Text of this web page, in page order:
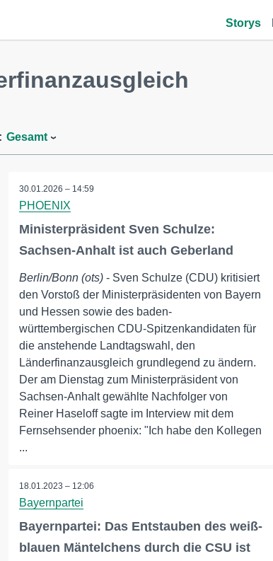
Storys
Gesamt
30.01.2026 – 14:59
PHOENIX
Ministerpräsident Sven Schulze:
Sachsen-Anhalt ist auch Geberland
Berlin/Bonn (ots)- Sven Schulze (CDU) kritisiert
den Vorstoß der Ministerpräsidenten von Bayern
und Hessen sowie des baden-
württembergischen CDU-Spitzenkandidaten für
die anstehende Landtagswahl, den
Länderfinanzausgleich grundlegend zu ändern.
Der am Dienstag zum Ministerpräsident von
Sachsen-Anhalt gewählte Nachfolger von
Reiner Haseloff sagte im Interview mit dem
Fernsehsender phoenix: "Ich habe den Kollegen
...
18.01.2023 – 12:06
Bayernpartei
Bayernpartei: Das Entstauben des weiß-
blauen Mäntelchens durch die CSU ist